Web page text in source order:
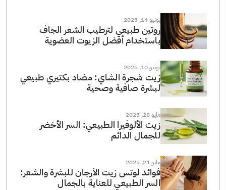
يونيو 14, 2025
روتين طبيعي لترطيب الشعر الجاف
باستخدام أفضل الزيوت العضوية
يونيو 10, 2025
زيت شجرة الشاي: مضاد بكتيري طبيعي
لبشرة صافية وصحية
مايو 28, 2025
زيت الألوفيرا الطبيعي: السر الأخضر
للجمال الدائم
مايو 21, 2025
فوائد لوتس زيت الأرجان للبشرة والشعر:
السر الطبيعي للعناية بالجمال